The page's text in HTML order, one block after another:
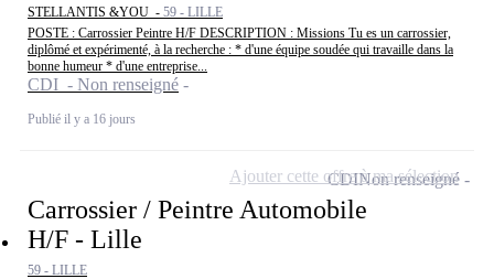
STELLANTIS &YOU - 59 - LILLE
POSTE : Carrossier Peintre H/F DESCRIPTION : Missions Tu es un carrossier,
diplômé et expérimenté, à la recherche : * d'une équipe soudée qui travaille dans la
bonne humeur * d'une entreprise...
CDI - Non renseigné
Publié il y a 16 jours
Carrossier / Peintre Automobile
H/F - Lille
59 - LILLE
CDINon renseigné
Ajouter cette offre à ma sélection